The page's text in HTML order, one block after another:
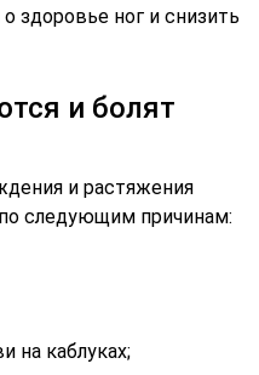
здоровье ног и снизить
и болят
и растяжения
следующим причинам:
на каблуках;